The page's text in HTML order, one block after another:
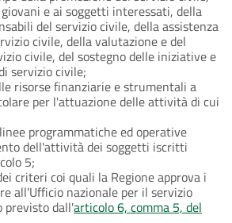
e ai soggetti interessati, della
del servizio civile, della assistenza
civile, della valutazione e del
civile, del sostegno delle iniziative e
servizio civile;
risorse finanziarie e strumentali a
per l'attuazione delle attività di cui
programmatiche ed operative
dell'attività dei soggetti iscritti
5;
criteri coi quali la Regione approva i
all'Ufficio nazionale per il servizio
previsto dall'articolo 6, comma 5, del